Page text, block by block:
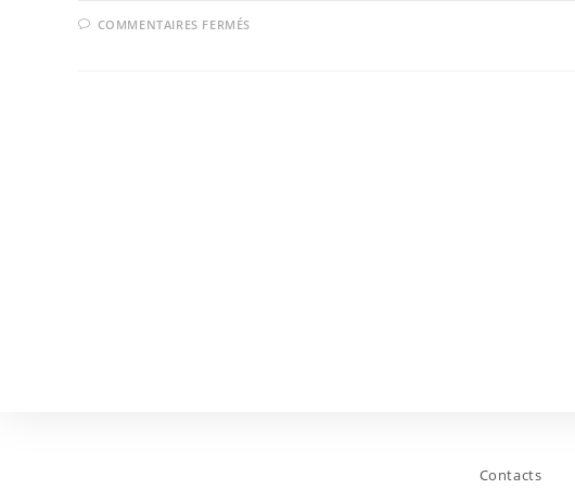
COMMENTAIRES FERMÉS
Contacts